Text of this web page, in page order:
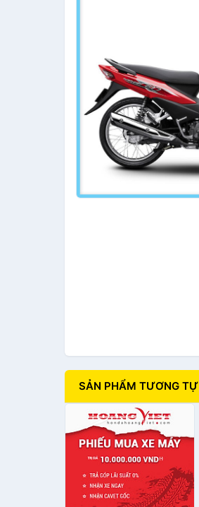
SẢN PHẨM TƯƠNG TỰ